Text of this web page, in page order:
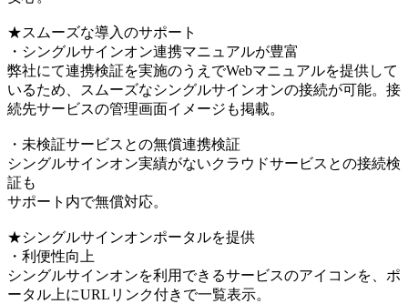
★スムーズな導入のサポート
・シングルサインオン連携マニュアルが豊富
弊社にて連携検証を実施のうえでWebマニュアルを提供して
いるため、スムーズなシングルサインオンの接続が可能。接
続先サービスの管理画面イメージも掲載。
・未検証サービスとの無償連携検証
シングルサインオン実績がないクラウドサービスとの接続検
証も
サポート内で無償対応。
★シングルサインオンポータルを提供
・利便性向上
シングルサインオンを利用できるサービスのアイコンを、ポ
ータル上にURLリンク付きで一覧表示。